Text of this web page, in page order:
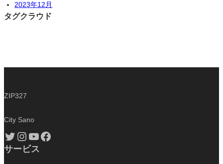
2023年12月
タグクラウド
ZIP327
City Sano
Twitter Instagram YouTube Facebook
サービス